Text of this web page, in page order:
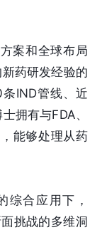
案和全球布局
药研发经验的
IND管线、近
拥有与FDA、
能够处理从药
综合应用下，
挑战的多维洞